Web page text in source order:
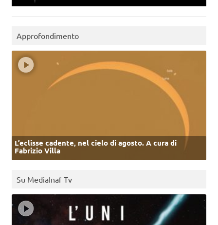
Approfondimento
L’eclisse cadente, nel cielo di agosto. A cura di
Fabrizio Villa
Su MediaInaf Tv